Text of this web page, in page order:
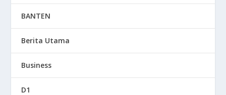
BANTEN
Berita Utama
Business
D1